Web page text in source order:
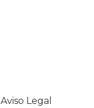
Aviso Legal